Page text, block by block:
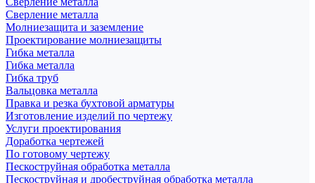
Сверление металла
Молниезащита и заземление
Проектирование молниезащиты
Гибка металла
Гибка металла
Гибка труб
Вальцовка металла
Правка и резка бухтовой арматуры
Изготовление изделий по чертежу
Услуги проектирования
Доработка чертежей
По готовому чертежу
Пескоструйная обработка металла
Пескоструйная и дробеструйная обработка металла